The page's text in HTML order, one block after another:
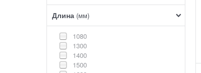
Длина (мм)
1080
1300
1400
1500